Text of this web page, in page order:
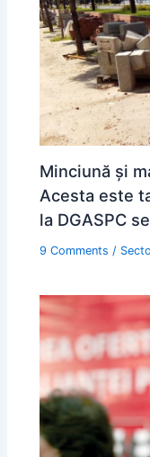
Minciună şi
Acesta este
la DGASPC
9 Comments /